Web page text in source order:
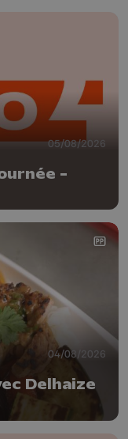
05/08/2026
-
04/08/2026
Delhaize